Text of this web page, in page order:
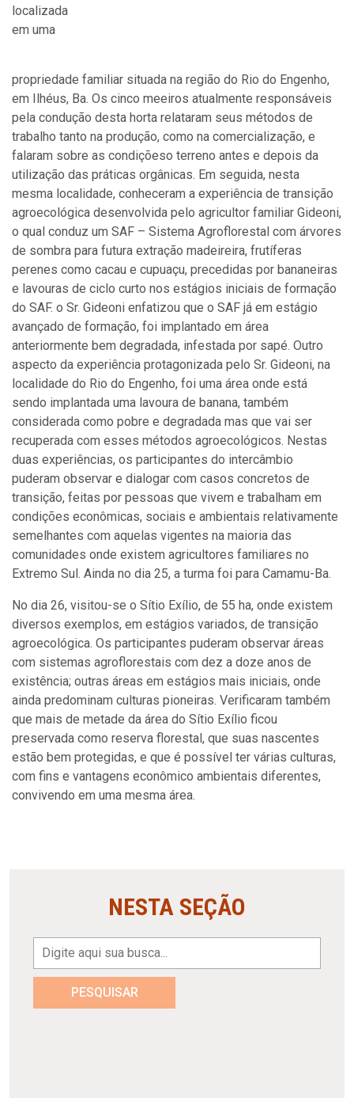
localizada
em uma
propriedade familiar situada na região do Rio do Engenho,
em Ilhéus, Ba. Os cinco meeiros atualmente responsáveis
pela condução desta horta relataram seus métodos de
trabalho tanto na produção, como na comercialização, e
falaram sobre as condiçõeso terreno antes e depois da
utilização das práticas orgânicas. Em seguida, nesta
mesma localidade, conheceram a experiência de transição
agroecológica desenvolvida pelo agricultor familiar Gideoni,
o qual conduz um SAF – Sistema Agroflorestal com árvores
de sombra para futura extração madeireira, frutíferas
perenes como cacau e cupuaçu, precedidas por bananeiras
e lavouras de ciclo curto nos estágios iniciais de formação
do SAF. o Sr. Gideoni enfatizou que o SAF já em estágio
avançado de formação, foi implantado em área
anteriormente bem degradada, infestada por sapé. Outro
aspecto da experiência protagonizada pelo Sr. Gideoni, na
localidade do Rio do Engenho, foi uma área onde está
sendo implantada uma lavoura de banana, também
considerada como pobre e degradada mas que vai ser
recuperada com esses métodos agroecológicos. Nestas
duas experiências, os participantes do intercâmbio
puderam observar e dialogar com casos concretos de
transição, feitas por pessoas que vivem e trabalham em
condições econômicas, sociais e ambientais relativamente
semelhantes com aquelas vigentes na maioria das
comunidades onde existem agricultores familiares no
Extremo Sul. Ainda no dia 25, a turma foi para Camamu-Ba.
No dia 26, visitou-se o Sítio Exílio, de 55 ha, onde existem
diversos exemplos, em estágios variados, de transição
agroecológica. Os participantes puderam observar áreas
com sistemas agroflorestais com dez a doze anos de
existência; outras áreas em estágios mais iniciais, onde
ainda predominam culturas pioneiras. Verificaram também
que mais de metade da área do Sítio Exílio ficou
preservada como reserva florestal, que suas nascentes
estão bem protegidas, e que é possível ter várias culturas,
com fins e vantagens econômico ambientais diferentes,
convivendo em uma mesma área.
NESTA SEÇÃO
PESQUISAR